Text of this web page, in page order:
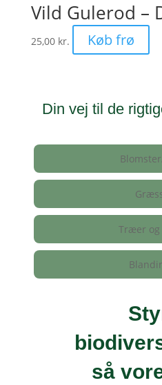
Vild Gulerod –
25,00 kr. Køb frø
Din vej til de
Træer og
så